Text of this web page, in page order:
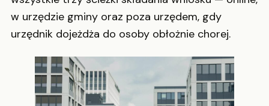
w urzędzie gminy oraz poza urzędem, gdy
urzędnik dojeżdża do osoby obłożnie chorej.